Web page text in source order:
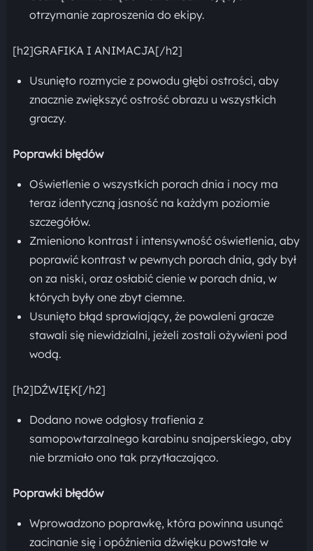
otrzymanie zaproszenia do ekipy.
[h2]GRAFIKA I ANIMACJA[/h2]
Usunięto rozmycie z powodu głębi ostrości, aby
znacznie zwiększyć ostrość obrazu u wszystkich
graczy.
Poprawki błędów
Oświetlenie o wszystkich porach dnia i nocy ma
teraz identyczną jasność na każdym poziomie
szczegółów.
Zmieniono kontrast i intensywność oświetlenia, aby
poprawić kontrast w pewnych porach dnia, gdy był
on za niski, oraz osłabić cienie w porach dnia, w
których były one zbyt ciemne.
Usunięto błąd sprawiający, że powaleni gracze
stawali się niewidzialni, jeżeli zostali ożywieni pod
wodą.
[h2]DŹWIĘK[/h2]
Dodano nowe odgłosy trafienia z
samopowtarzalnego karabinu snajperskiego, aby
nie brzmiało ono tak przytłaczająco.
Poprawki błędów
Wprowadzono poprawkę, która powinna usunąć
zacinanie się i opóźnienia dźwięku powstałe w